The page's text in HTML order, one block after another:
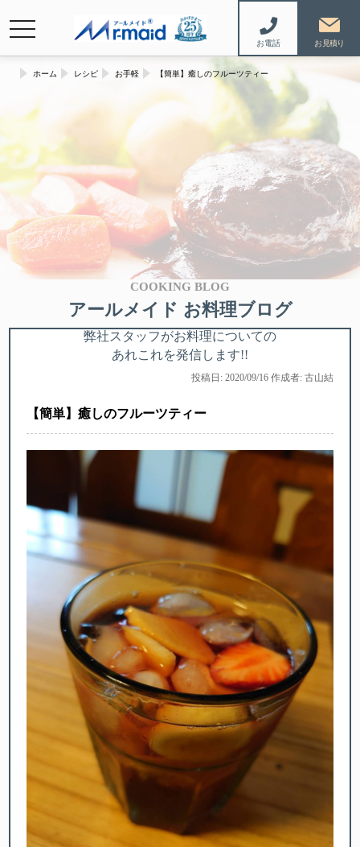
お電話
navigation
COOKING BLOG
アールメイド お料理ブログ
弊社スタッフがお料理についての
あれこれを発信します!!
ホーム レシピ お手軽 【簡単】癒しのフルーツティー
投稿日: 2020/09/16 作成者: 古山結
【簡単】癒しのフルーツティー